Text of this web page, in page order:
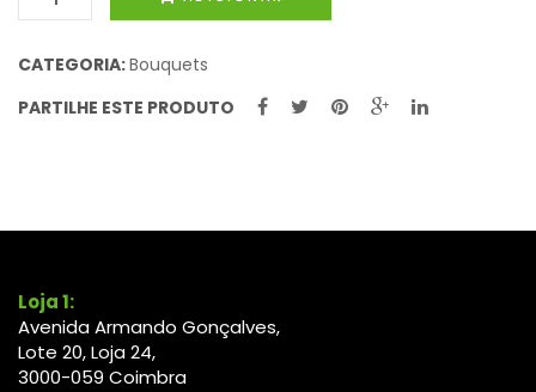
de
misto
-
CATEGORIA:Bouquets
PARTILHE ESTE PRODUTO
Loja 1:
Avenida Armando Gonçalves,
Lote 20, Loja 24,
3000-059 Coimbra